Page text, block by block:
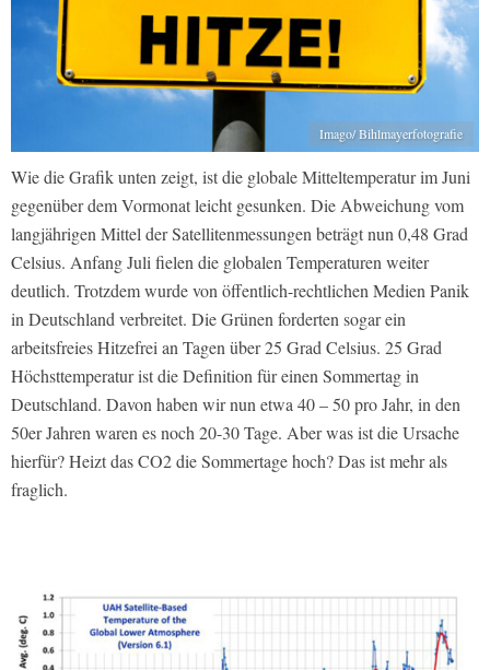
Imago/ Bihlmayerfotografie
Wie die Grafik unten zeigt, ist die globale Mitteltemperatur im Juni
gegenüber dem Vormonat leicht gesunken. Die Abweichung vom
langjährigen Mittel der Satellitenmessungen beträgt nun 0,48 Grad
Celsius. Anfang Juli fielen die globalen Temperaturen weiter
deutlich. Trotzdem wurde von öffentlich-rechtlichen Medien Panik
in Deutschland verbreitet. Die Grünen forderten sogar ein
arbeitsfreies Hitzefrei an Tagen über 25 Grad Celsius. 25 Grad
Höchsttemperatur ist die Definition für einen Sommertag in
Deutschland. Davon haben wir nun etwa 40 – 50 pro Jahr, in den
50er Jahren waren es noch 20-30 Tage. Aber was ist die Ursache
hierfür? Heizt das CO2 die Sommertage hoch? Das ist mehr als
fraglich.